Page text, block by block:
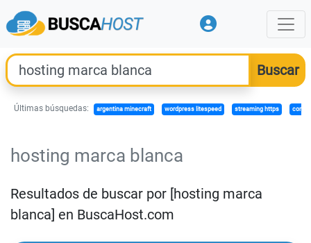
Últimas búsquedas: argentina minecraft wordpress litespeed streaming https
hosting marca blanca
Resultados de buscar por [hosting marca
blanca] en BuscaHost.com